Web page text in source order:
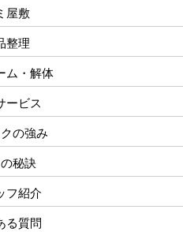
屋敷
整理
ム・解体
ービス
の強み
秘訣
フ紹介
る質問